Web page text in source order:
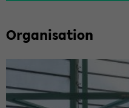
Or­ga­ni­sa­ti­on